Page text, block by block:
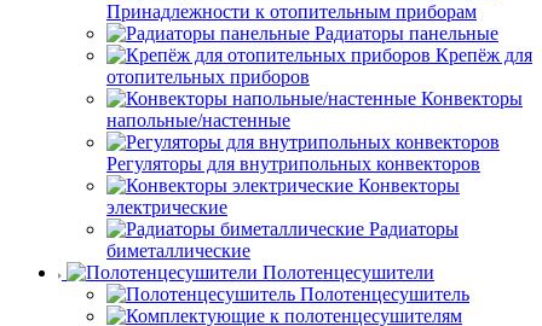
Принадлежности к отопительным приборам
Радиаторы панельные
Крепёж для
отопительных приборов
Конвекторы
напольные/настенные
Регуляторы для внутрипольных конвекторов
Конвекторы
электрические
Радиаторы
биметаллические
Полотенцесушители
Полотенцесушитель